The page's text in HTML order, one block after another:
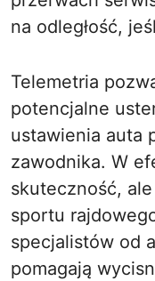
na odległość,
Telemetria
potencjalne
ustawienia auta
zawodnika. W
skuteczność,
sportu
specjalistów od
pomagają